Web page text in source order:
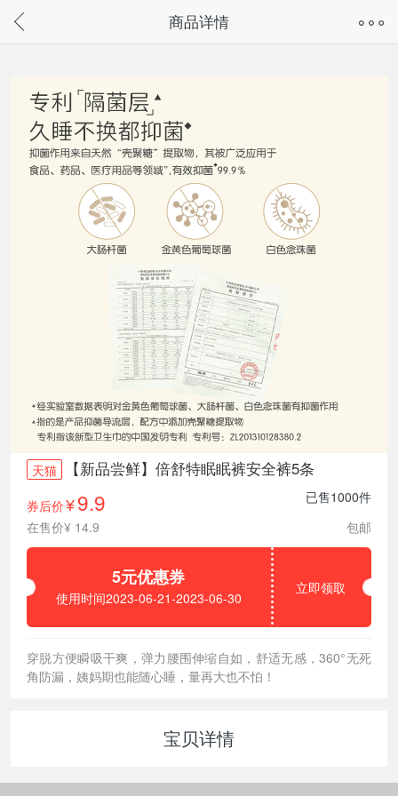
请通过微信或支付宝搜“奇兔客小程序”访问
商品详情
天猫 【新品尝鲜】倍舒特眠眠裤安全裤5条
券后价¥ 9.9
已售1000件
在售价¥ 14.9
包邮
5元优惠券
使用时间2023-06-21-2023-06-30
立即领取
穿脱方便瞬吸干爽，弹力腰围伸缩自如，舒适无感，360°无死
角防漏，姨妈期也能随心睡，量再大也不怕！
宝贝详情